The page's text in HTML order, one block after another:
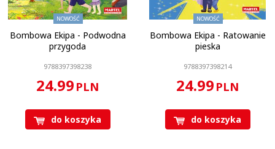
NOWOŚĆ
Bombowa Ekipa - Podwodna
przygoda
9788397398238
24.99 PLN
do koszyka
NOWOŚĆ
Bombowa Ekipa - Ratowanie
pieska
9788397398214
24.99 PLN
do koszyka